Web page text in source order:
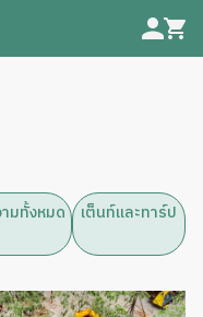
มทั้งหมด เต็นท์และทาร์ป